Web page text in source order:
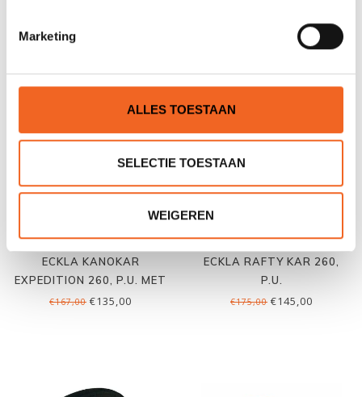
Marketing
ALLES TOESTAAN
SELECTIE TOESTAAN
WEIGEREN
€55,00
ECKLA KANOKAR
EXPEDITION 260, P.U. MET
ZIT
€167,00 €135,00
ECKLA RAFTY KAR 260,
P.U.
€175,00 €145,00